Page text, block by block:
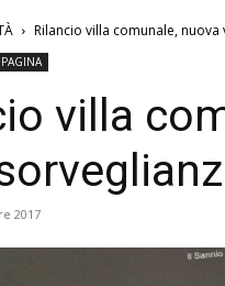
Rilancio villa comunale,
villa
2017